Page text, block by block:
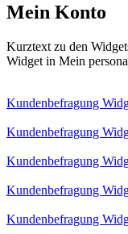
Mein Konto
Kurztext zu den
Widget in Mein
Kundenbefragung
Kundenbefragung
Kundenbefragung
Kundenbefragung
Kundenbefragung